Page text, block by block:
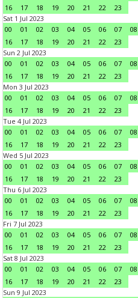
16
17 18 19 20 21 22
23
Sat 1 Jul 2023
00
01 02 03 04 05 06 07 08
16
17 18 19 20 21 22
23
Sun 2 Jul 2023
00
01 02 03 04 05 06 07 08
16
17 18 19 20 21 22
23
Mon 3 Jul 2023
00
01 02 03 04 05 06 07 08
16
17 18 19 20 21 22
23
Tue 4 Jul 2023
00
01 02 03 04 05 06 07 08
16
17 18 19 20 21 22
23
Wed 5 Jul 2023
00
01 02 03 04 05 06 07 08
16
17 18 19 20 21 22
23
Thu 6 Jul 2023
00
01 02 03 04 05 06 07 08
16
17 18 19 20 21 22
23
Fri 7 Jul 2023
00
01 02 03 04 05 06 07 08
16
17 18 19 20 21 22
23
Sat 8 Jul 2023
00
01 02 03 04 05 06 07 08
16
17 18 19 20 21 22
23
Sun 9 Jul 2023